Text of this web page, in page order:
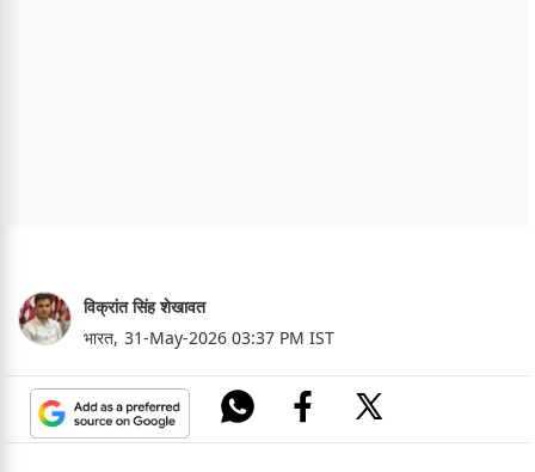
विक्रांत सिंह शेखावत
भारत, 31-May-2026 03:37 PM IST